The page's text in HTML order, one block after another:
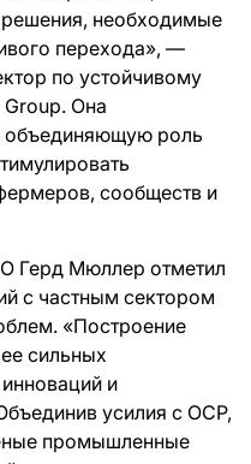
необходимые
перехода», —
по устойчивому
Group. Она
объединяющую роль
сообществ и
Герд Мюллер отметил
с частным сектором
«Построение
сильных
и
усилия с OCP,
промышленные